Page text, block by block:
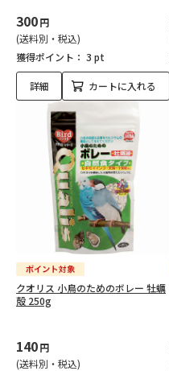
300円
(送料別・税込)
獲得ポイント： 3 pt
詳細 カートに入れる
クオリス 小鳥のためのボレー 牡蠣
殻 250g
140円
(送料別・税込)